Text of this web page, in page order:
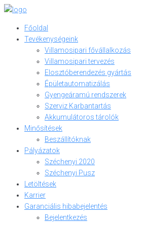
Skip
contentFőoldal
Tevékenységeink
Villamosipari fővállalkozás
Villamosipari tervezés
Elosztóberendezés gyártás
Épületautomatizálás
Gyengeáramú rendszerek
Szerviz Karbantartás
Akkumulátoros tárolók
Minősítések
Beszállítóknak
Pályázatok
Széchenyi 2020
Széchenyi Pusz
Letöltések
Karrier
Garanciális hibabejelentés
Bejelentkezés